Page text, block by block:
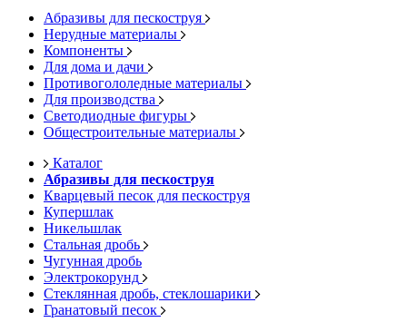
Абразивы для пескоструя
Нерудные материалы
Компоненты
Для дома и дачи
Противогололедные материалы
Для производства
Светодиодные фигуры
Общестроительные материалы
Каталог
Абразивы для пескоструя
Кварцевый песок для пескоструя
Купершлак
Никельшлак
Стальная дробь
Чугунная дробь
Электрокорунд
Стеклянная дробь, стеклошарики
Гранатовый песок